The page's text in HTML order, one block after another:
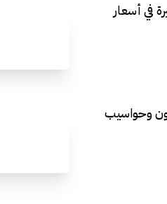
في أسعار
وحواسيب